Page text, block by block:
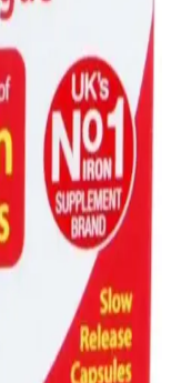
uygun form
etiketlerini dikkatle
Sağlığınıza
form ve dozaj
rol oynar.
sağlığınızı
Metal
ve özellikleri
dayanıklılık ve